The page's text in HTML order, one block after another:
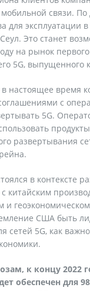
связи.
для
Это станет
на рынок
5G, выпущенного
в настоящее время
с
5G.
развертывания
в контексте
китайским
и
США быть
cетей 5G, как
к концу 2022
обеспечен для